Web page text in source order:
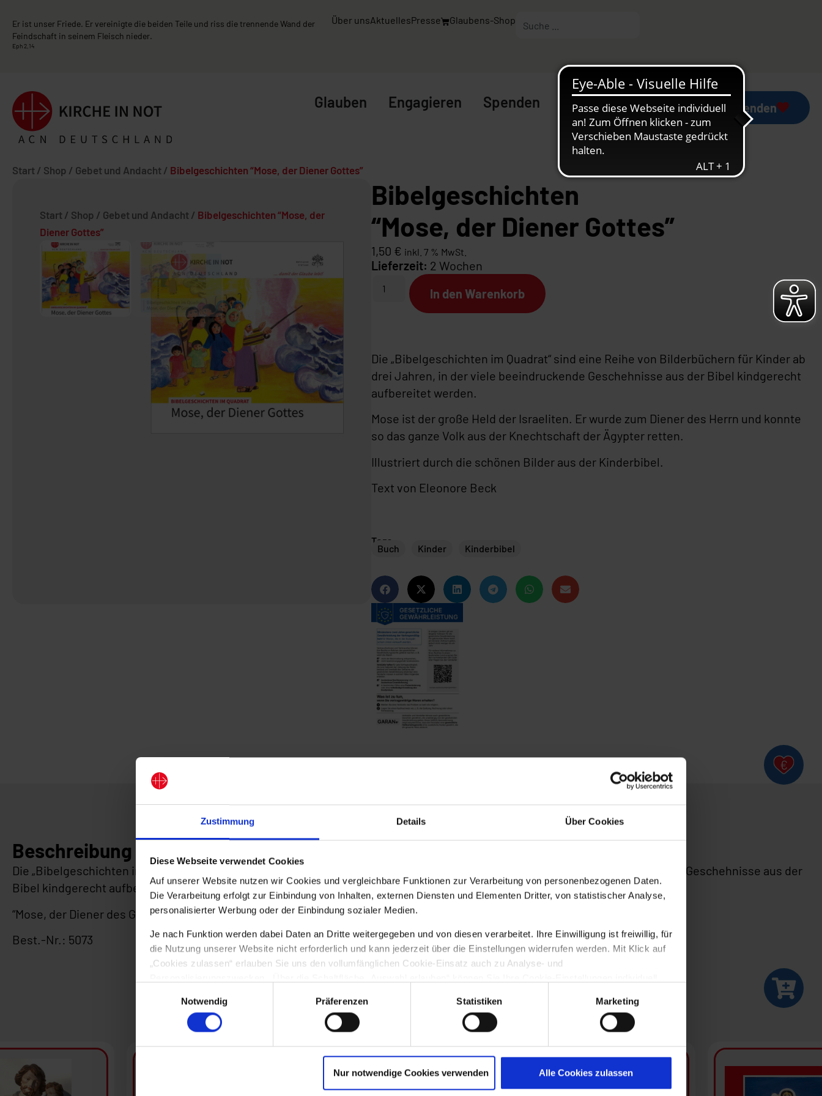
Zustimmung Details Über Cookies
Diese Webseite verwendet Cookies
Auf unserer Website nutzen wir Cookies und vergleichbare Funktionen zur Verarbeitung von personenbezogenen Daten.
Die Verarbeitung erfolgt zur Einbindung von Inhalten, externen Diensten und Elementen Dritter, von statistischer Analyse,
personalisierter Werbung oder der Einbindung sozialer Medien.
Je nach Funktion werden dabei Daten an Dritte weitergegeben und von diesen verarbeitet. Ihre Einwilligung ist freiwillig, für
die Nutzung unserer Website nicht erforderlich und kann jederzeit über die Einstellungen widerrufen werden. Mit Klick auf
„Cookies zulassen“ erlauben Sie uns den vollumfänglichen Cookie-Einsatz auch zu Analyse- und
dass nach der Rechtsprechung des Europäischen Gerichtshofs die USA derzeit kein mit der EU vergleichbares
Datenschutzniveau haben und das Risiko der unbemerkten Datenverarbeitung durch staatliche Stelle besteht. Weitere
Notwendig
Präferenzen Statistiken Marketing
Nur notwendige Cookies verwenden Alle Cookies zulassen
Er ist unser Friede. Er vereinigte die beiden Teile und riss die trennende Wand der
Feindschaft in seinem Fleisch nieder.
Eph 2,14
Über unsAktuellesPresse Glaubens-Shop
Glauben Engagieren Spenden Mess-Stipendium Jetzt spenden
Start / Shop / Gebet und Andacht / Bibelgeschichten “Mose, der Diener Gottes”
Start / Shop / Gebet und Andacht / Bibelgeschichten “Mose, der
Diener Gottes”
Bibelgeschichten
“Mose, der Diener Gottes”
1,50 € inkl. 7 % MwSt.
Lieferzeit: 2 Wochen
In den Warenkorb
Die „Bibelgeschichten im Quadrat“ sind eine Reihe von Bilderbüchern für Kinder ab
drei Jahren, in der viele beeindruckende Geschehnisse aus der Bibel kindgerecht
aufbereitet werden.
Mose ist der große Held der Israeliten. Er wurde zum Diener des Herrn und konnte
so das ganze Volk aus der Knechtschaft der Ägypter retten.
Illustriert durch die schönen Bilder aus der Kinderbibel.
Text von Eleonore Beck
Tags
Buch Kinder Kinderbibel
Beschreibung
Die „Bibelgeschichten im Quadrat” im Format 12 x 12 cm sind eine Reihe für Kinder im Vorschulalter, in der viele beeindruckende Geschehnisse aus der
Bibel kindgerecht aufbereitet werden.
“Mose, der Diener des Gottes”
Best.-Nr.: 5073
Das könnte Sie auch interessieren